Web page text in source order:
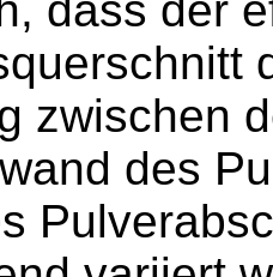
zwischen
des